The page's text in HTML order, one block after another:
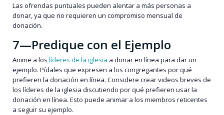
Las ofrendas puntuales pueden alentar a más personas a
donar, ya que no requieren un compromiso mensual de
donación.
7—Predique con el Ejemplo
Anime a los líderes de la iglesia a donar en línea para dar un
ejemplo. Pídales que expresen a los congregantes por qué
prefieren la donación en línea. Considere crear videos breves de
los líderes de la iglesia discutiendo por qué prefieren usar la
donación en línea. Esto puede animar a los miembros reticentes
a seguir su ejemplo.